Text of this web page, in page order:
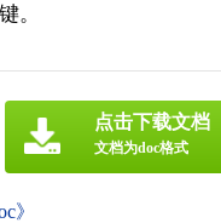
。
》
点击下载文档
文档为doc格式